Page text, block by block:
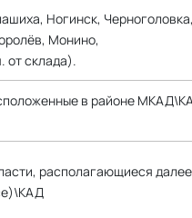
Ногинск, Черноголовка,
Монино,
от склада).
в районе
располагающиеся далее